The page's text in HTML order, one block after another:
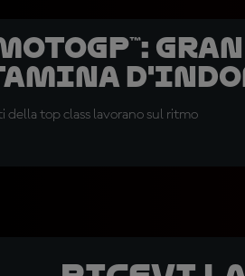
della top class lavorano sul ritmo